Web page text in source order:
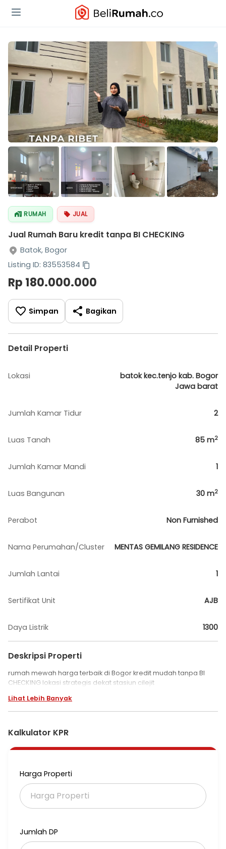
RUMAH JUAL
Jual Rumah Baru kredit tanpa BI CHECKING
Batok, Bogor
Listing ID: 83553584
Rp 180.000.000
Simpan Bagikan
Detail Properti
Lokasi
batok kec.tenjo kab. Bogor
Jawa barat
Jumlah Kamar Tidur 2
Luas Tanah 85 m2
Jumlah Kamar Mandi 1
Luas Bangunan 30 m2
Perabot Non Furnished
Nama Perumahan/Cluster MENTAS GEMILANG RESIDENCE
Jumlah Lantai 1
Sertifikat Unit AJB
Daya Listrik 1300
Deskripsi Properti
rumah mewah harga terbaik di Bogor kredit mudah tanpa BI
CHECKING lokasi strategis dekat stasiun cilejit
Lihat Lebih Banyak
Kalkulator KPR
Harga Properti
Jumlah DP